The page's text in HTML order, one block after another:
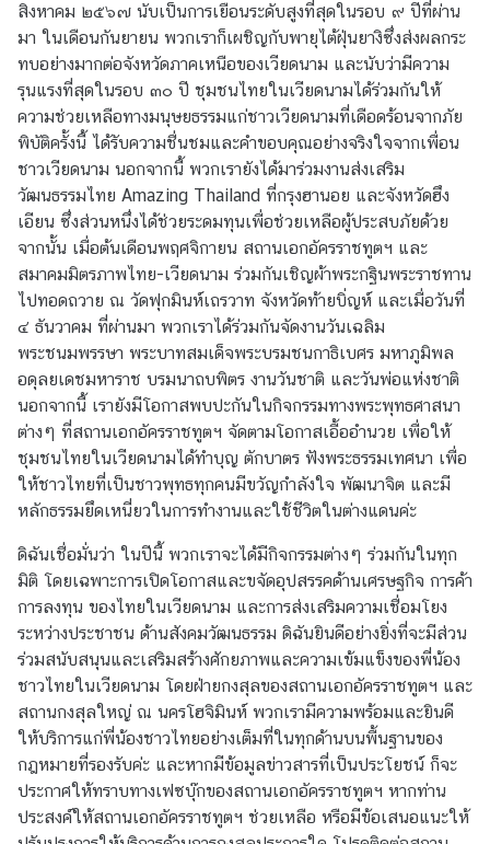
ข่
า
ว
แ
ล
ะ
กิ
จ
ก
ร
ร
ม
/
บ
ท
ค
ว
า
ม
น่
า
ส
น
ใ
จ
สำ
นั
ก
ง
า
สิงหาคม ๒๕๖๗ นับเป็นการเยือนระดับสูงที่สุดในรอบ ๙ ปีที่ผ่าน
มา ในเดือนกันยายน พวกเราก็เผชิญกับพายุไต้ฝุ่นยางิซึ่งส่งผลกระ
ทบอย่างมากต่อจังหวัดภาคเหนือของเวียดนาม และนับว่ามีความ
รุนแรงที่สุดในรอบ ๓๐ ปี ชุมชนไทยในเวียดนามได้ร่วมกันให้
ความช่วยเหลือทางมนุษยธรรมแก่ชาวเวียดนามที่เดือดร้อนจากภัย
พิบัติครั้งนี้ ได้รับความชื่นชมและคำขอบคุณอย่างจริงใจจากเพื่อน
ชาวเวียดนาม นอกจากนี้ พวกเรายังได้มาร่วมงานส่งเสริม
วัฒนธรรมไทย Amazing Thailand ที่กรุงฮานอย และจังหวัดฮึง
เอียน ซึ่งส่วนหนึ่งได้ช่วยระดมทุนเพื่อช่วยเหลือผู้ประสบภัยด้วย
จากนั้น เมื่อต้นเดือนพฤศจิกายน สถานเอกอัครราชทูตฯ และ
สมาคมมิตรภาพไทย-เวียดนาม ร่วมกันเชิญผ้าพระกฐินพระราชทาน
ไปทอดถวาย ณ วัดฟุกมินห์เถรวาท จังหวัดท้ายบิ่ญห์ และเมื่อวันที่
๔ ธันวาคม ที่ผ่านมา พวกเราได้ร่วมกันจัดงานวันเฉลิม
พระชนมพรรษา พระบาทสมเด็จพระบรมชนกาธิเบศร มหาภูมิพล
อดุลยเดชมหาราช บรมนาถบพิตร งานวันชาติ และวันพ่อแห่งชาติ
นอกจากนี้ เรายังมีโอกาสพบปะกันในกิจกรรมทางพระพุทธศาสนา
ต่างๆ ที่สถานเอกอัครราชทูตฯ จัดตามโอกาสเอื้ออำนวย เพื่อให้
ชุมชนไทยในเวียดนามได้ทำบุญ ตักบาตร ฟังพระธรรมเทศนา เพื่อ
ให้ชาวไทยที่เป็นชาวพุทธทุกคนมีขวัญกำลังใจ พัฒนาจิต และมี
หลักธรรมยึดเหนี่ยวในการทำงานและใช้ชีวิตในต่างแดนค่ะ
ดิฉันเชื่อมั่นว่า ในปีนี้ พวกเราจะได้มีกิจกรรมต่างๆ ร่วมกันในทุก
มิติ โดยเฉพาะการเปิดโอกาสและขจัดอุปสรรคด้านเศรษฐกิจ การค้า
การลงทุน ของไทยในเวียดนาม และการส่งเสริมความเชื่อมโยง
ระหว่างประชาชน ด้านสังคมวัฒนธรรม ดิฉันยินดีอย่างยิ่งที่จะมีส่วน
ร่วมสนับสนุนและเสริมสร้างศักยภาพและความเข้มแข็งของพี่น้อง
ชาวไทยในเวียดนาม โดยฝ่ายกงสุลของสถานเอกอัครราชทูตฯ และ
สถานกงสุลใหญ่ ณ นครโฮจิมินห์ พวกเรามีความพร้อมและยินดี
ให้บริการแก่พี่น้องชาวไทยอย่างเต็มที่ในทุกด้านบนพื้นฐานของ
กฎหมายที่รองรับค่ะ และหากมีข้อมูลข่าวสารที่เป็นประโยชน์ ก็จะ
ประกาศให้ทราบทางเฟซบุ๊กของสถานเอกอัครราชทูตฯ หากท่าน
ประสงค์ให้สถานเอกอัครราชทูตฯ ช่วยเหลือ หรือมีข้อเสนอแนะให้